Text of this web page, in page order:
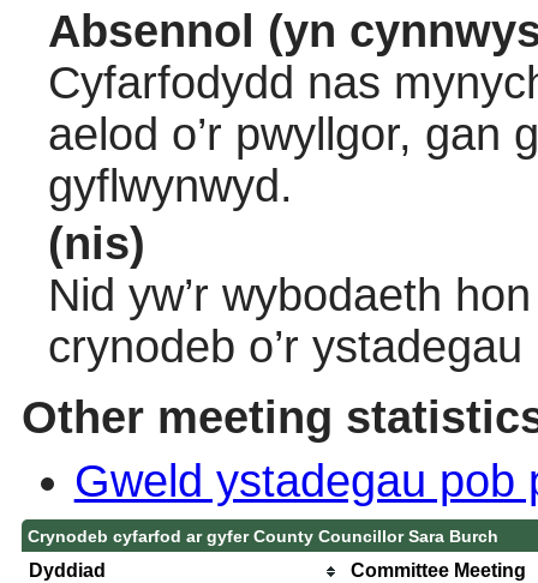
Absennol (yn
Cyfarfodydd nas
aelod o’r pwyllgor, gan
gyflwynwyd.
(nis)
Nid yw’r wybodaeth
crynodeb o’r
Other meeting
Gweld ystadegau pob
Crynodeb cyfarfod ar gyfer County Councillor Sara Burch
Dyddiad
Committee Meeting